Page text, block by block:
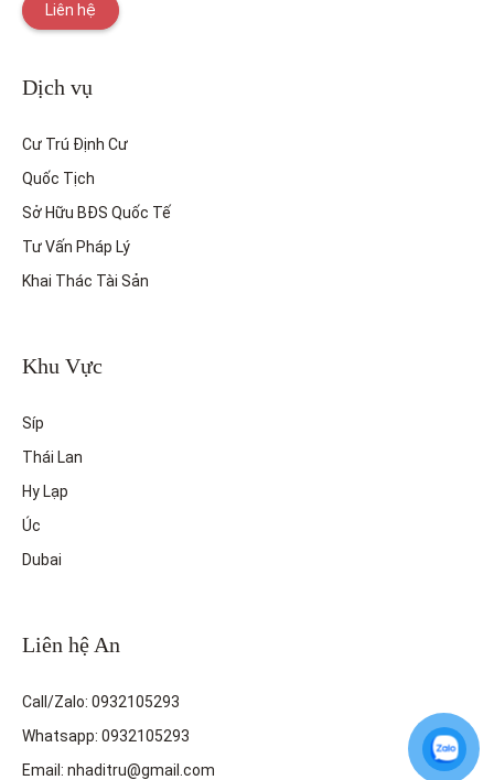
Liên hệ
Dịch vụ
Cư Trú Định Cư
Quốc Tịch
Sở Hữu BĐS Quốc Tế
Tư Vấn Pháp Lý
Khai Thác Tài Sản
Khu Vực
Síp
Thái Lan
Hy Lạp
Úc
Dubai
Liên hệ An
Call/Zalo: 0932105293
Whatsapp: 0932105293
Email: nhaditru@gmail.com